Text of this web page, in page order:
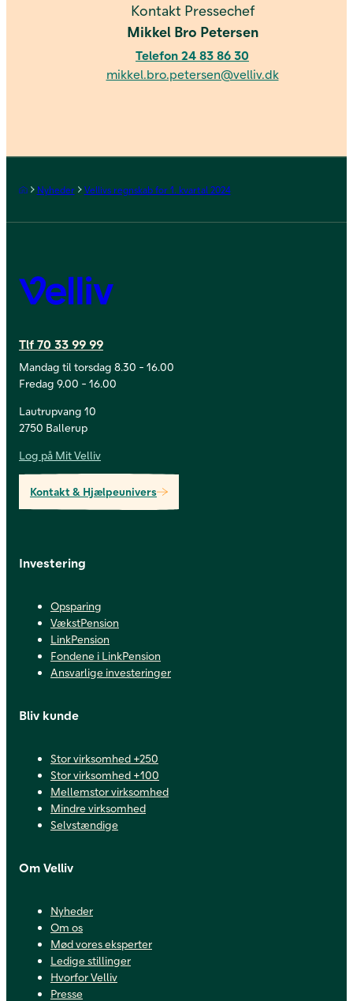
Kontakt Pressechef
Mikkel Bro Petersen
Telefon 24 83 86 30
mikkel.bro.petersen@velliv.dk
Forside
Nyheder Vellivs regnskab for 1. kvartal 2024
Velliv
Tlf 70 33 99 99
Mandag til torsdag 8.30 - 16.00
Fredag 9.00 - 16.00
Lautrupvang 10
2750 Ballerup
Log på Mit Velliv
Kontakt & Hjælpeunivers
Investering
Opsparing
VækstPension
LinkPension
Fondene i LinkPension
Ansvarlige investeringer
Bliv kunde
Stor virksomhed +250
Stor virksomhed +100
Mellemstor virksomhed
Mindre virksomhed
Selvstændige
Om Velliv
Nyheder
Om os
Mød vores eksperter
Ledige stillinger
Hvorfor Velliv
Presse